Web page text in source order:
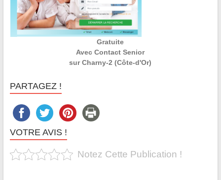
Gratuite
Avec Contact Senior
sur Charny-2 (Côte-d'Or)
PARTAGEZ !
VOTRE AVIS !
Notez Cette Publication !